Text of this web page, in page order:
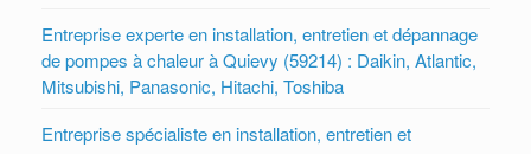
Entreprise experte en installation, entretien et dépannage
de pompes à chaleur à Quievy (59214) : Daikin, Atlantic,
Mitsubishi, Panasonic, Hitachi, Toshiba
Entreprise spécialiste en installation, entretien et